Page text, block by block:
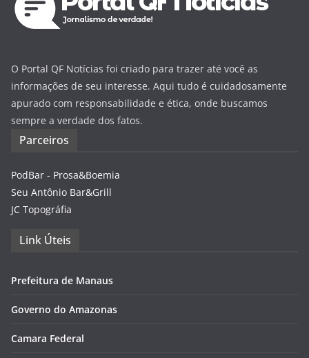
O Portal QF Notícias foi criado para trazer até você as
informações de seu interesse. Aqui tudo é cuidadosamente
apurado com responsabilidade e ética, onde buscamos
sempre a verdade dos fatos.
Parceiros
PodBar - Prosa&Boemia
Seu Antônio Bar&Grill
JC Topográfia
Link Úteis
Prefeitura de Manaus
Governo do Amazonas
Camara Federal